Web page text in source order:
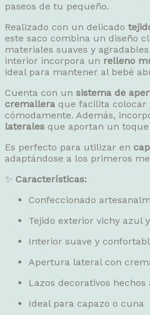
paseos de tu pequeño.
Realizado con un delicado
este saco combina un diseño
materiales suaves y
interior incorpora un relleno
ideal para mantener al bebé
Cuenta con un sistema de
cremallera que facilita colocar
cómodamente. Además,
laterales que aportan un
Es perfecto para utilizar en
adaptándose a los primeros
✨ Características:
Confeccionado
Tejido exterior vichy azul
Interior suave y
Apertura lateral con
Lazos decorativos hechos
Ideal para capazo o cuna